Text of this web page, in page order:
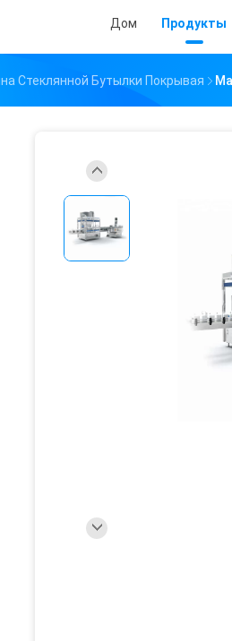
Дом Продукты
Стеклянной Бутылки Покрывая